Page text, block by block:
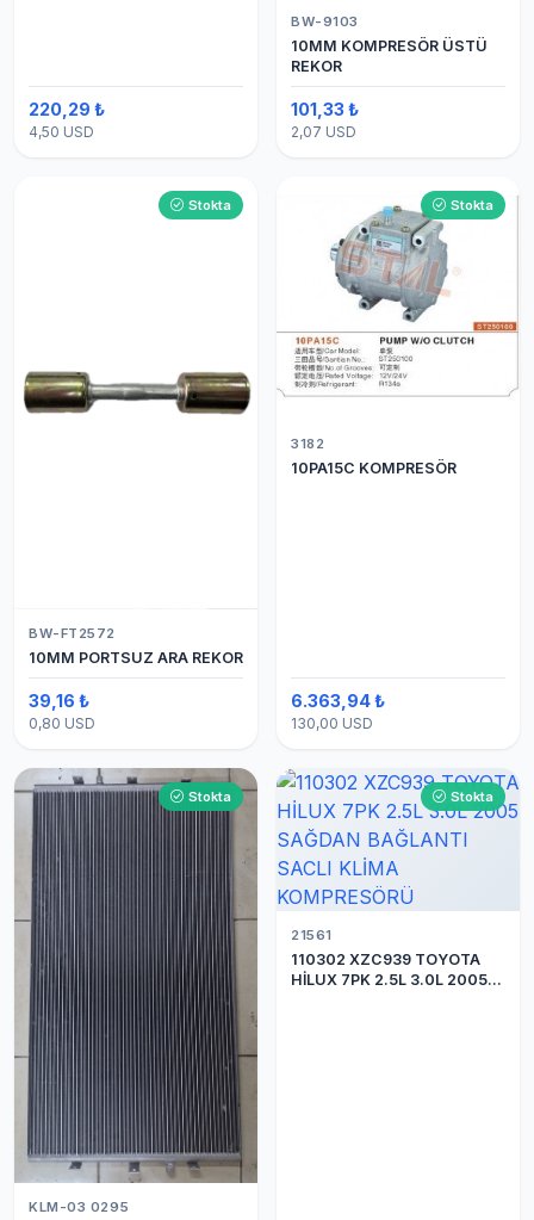
220,29 ₺
4,50 USD
BW-9103
10MM KOMPRESÖR ÜSTÜ
REKOR
101,33 ₺
2,07 USD
Stokta
BW-FT2572
10MM PORTSUZ ARA REKOR
39,16 ₺
0,80 USD
Stokta
3182
10PA15C KOMPRESÖR
6.363,94 ₺
130,00 USD
Stokta
KLM-03 0295
Stokta
21561
110302 XZC939 TOYOTA
HİLUX 7PK 2.5L 3.0L 2005